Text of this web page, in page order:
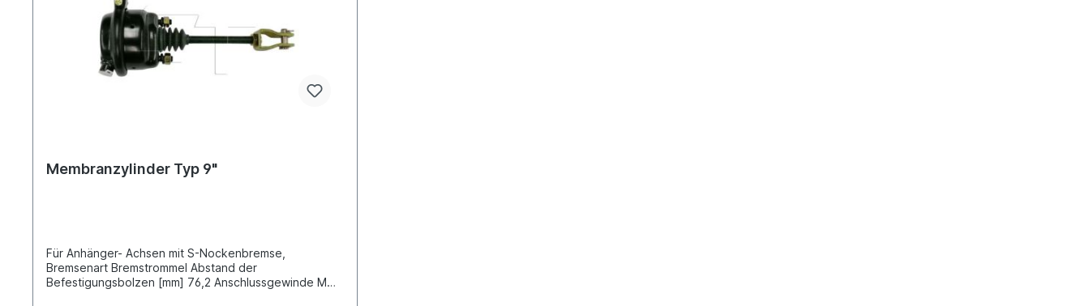
Membranzylinder Typ 9"
Für Anhänger- Achsen mit S-Nockenbremse,
Bremsenart Bremstrommel Abstand der
Befestigungsbolzen [mm] 76,2 Anschlussgewinde M